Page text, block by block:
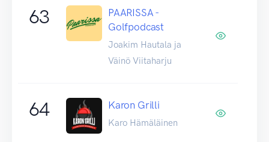
63
PAARISSA -
Golfpodcast
Joakim Hautala ja
Väinö Viitaharju
64 Karon Grilli
Karo Hämäläinen